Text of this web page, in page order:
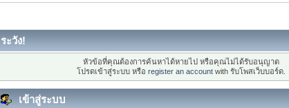
ระวัง!
หัวข้อที่คุณต้องการค้นหาได้หายไป หรือคุณไม่ได้รับอนุญาต
โปรดเข้าสู่ระบบ หรือ register an account with รับโพสเว็บบอร์ด.
เข้าสู่ระบบ